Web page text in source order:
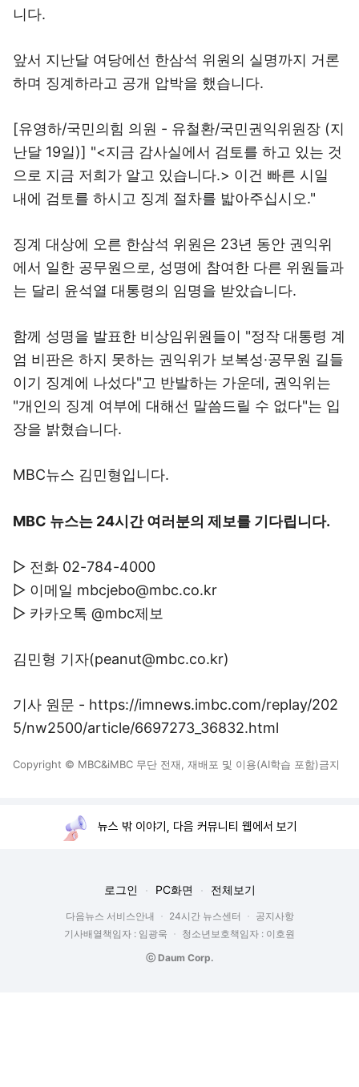
니다.
앞서 지난달 여당에선 한삼석 위원의 실명까지 거론
하며 징계하라고 공개 압박을 했습니다.
[유영하/국민의힘 의원 - 유철환/국민권익위원장 (지
난달 19일)] "<지금 감사실에서 검토를 하고 있는 것
으로 지금 저희가 알고 있습니다.> 이건 빠른 시일
내에 검토를 하시고 징계 절차를 밟아주십시오."
징계 대상에 오른 한삼석 위원은 23년 동안 권익위
에서 일한 공무원으로, 성명에 참여한 다른 위원들과
는 달리 윤석열 대통령의 임명을 받았습니다.
함께 성명을 발표한 비상임위원들이 "정작 대통령 계
엄 비판은 하지 못하는 권익위가 보복성·공무원 길들
이기 징계에 나섰다"고 반발하는 가운데, 권익위는
"개인의 징계 여부에 대해선 말씀드릴 수 없다"는 입
장을 밝혔습니다.
MBC뉴스 김민형입니다.
MBC 뉴스는 24시간 여러분의 제보를 기다립니다.
▷ 전화 02-784-4000
▷ 이메일 mbcjebo@mbc.co.kr
▷ 카카오톡 @mbc제보
김민형 기자(peanut@mbc.co.kr)
기사 원문 - https://imnews.imbc.com/replay/202
5/nw2500/article/6697273_36832.html
Copyright © MBC&iMBC 무단 전재, 재배포 및 이용(AI학습 포함)금지
뉴스 밖 이야기, 다음 커뮤니티 웹에서 보기
로그인 PC화면 전체보기
다음뉴스 서비스안내 24시간 뉴스센터
공지사항
기사배열책임자 : 임광욱
청소년보호책임자 : 이호원
ⓒ Daum Corp.